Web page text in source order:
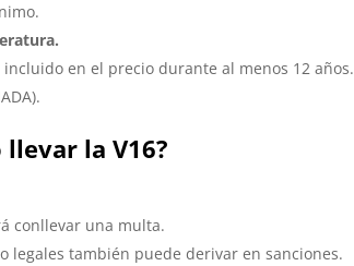
incluido en el precio durante al menos 12 años.
la V16?
conllevar una multa.
legales también puede derivar en sanciones.